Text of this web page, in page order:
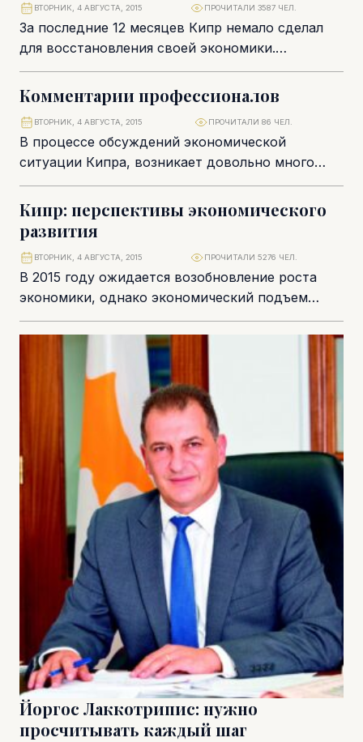
За последние 12 месяцев Кипр немало сделал
для восстановления своей экономики.
Успешное размещение облигаций на сумму 750
млн евро на...
ВТОРНИК, 4 АВГУСТА, 2015 ПРОЧИТАЛИ 3587 ЧЕЛ.
Комментарии профессионалов
В процессе обсуждений экономической
ситуации Кипра, возникает довольно много
вопросов, ответы на которые могут дать,
только профессионалы, которые сталкиваются
ВТОРНИК, 4 АВГУСТА, 2015 ПРОЧИТАЛИ 86 ЧЕЛ.
Кипр: перспективы экономического
развития
В 2015 году ожидается возобновление роста
экономики, однако экономический подъем
остается слабым, говорится в отчете EYCyprus.
На фоне снижения темпов...
ВТОРНИК, 4 АВГУСТА, 2015 ПРОЧИТАЛИ 5276 ЧЕЛ.
Йоргос Лаккотрипис: нужно
просчитывать каждый шаг